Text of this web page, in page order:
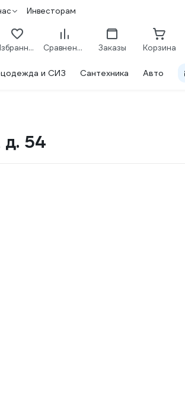
Инвесторам
Избранное Сравнение Заказы Корзина
и СИЗ Сантехника Авто
д. 54